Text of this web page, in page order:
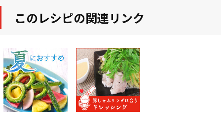
このレシピの関連リンク